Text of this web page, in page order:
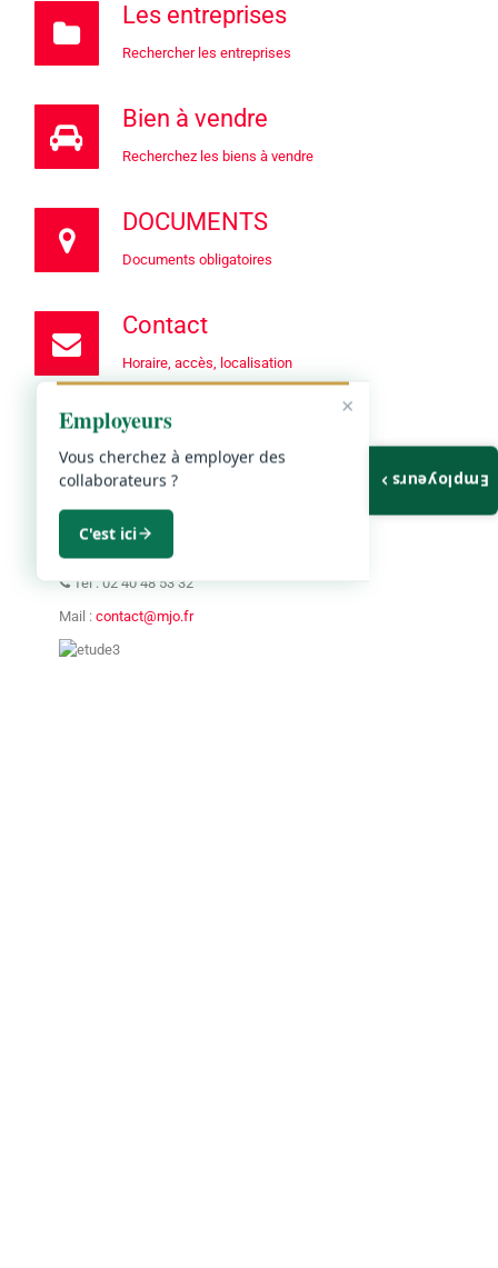
Les entreprises
Rechercher les entreprises
Bien à vendre
Recherchez les biens à vendre
DOCUMENTS
Documents obligatoires
Contact
Horaire, accès, localisation
Nantes
Nantes
8, rue d'Auvours (RDC droit)
44000 NANTES
Tel : 02 40 48 53 32
Mail : contact@mjo.fr
×
Employeurs
Vous cherchez à employer des
collaborateurs ?
C'est ici
Employeurs